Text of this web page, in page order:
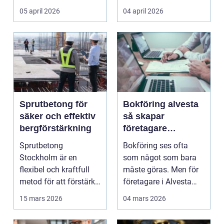
05 april 2026
fr...
04 april 2026
Sprutbetong för
säker och effektiv
bergförstärkning
Sprutbetong
Stockholm är en
flexibel och kraftfull
metod för att förstärka
berg,...
15 mars 2026
Bokföring alvesta
så skapar
företagare
trygghet och
kontroll i vardagen
Bokföring ses ofta
som något som bara
måste göras. Men för
företagare i Alvesta
kan en genomtänkt
04 mars 2026